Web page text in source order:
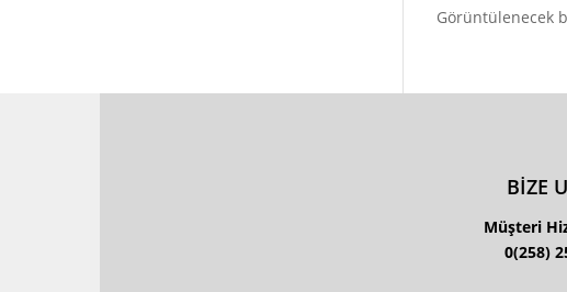
Görüntülenecek
BİZE
Müşteri
0(258)